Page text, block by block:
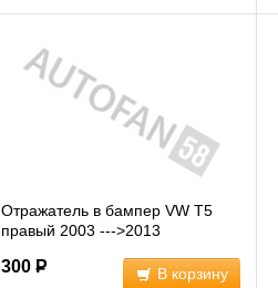
Отражатель в бампер VW T5
правый 2003 --->2013
300 Р В корзину